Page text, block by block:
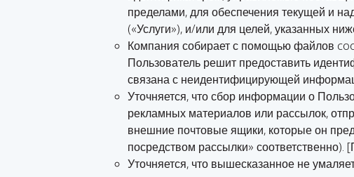
пределами, для обеспечения текущей и
(«Услуги»), и/или для целей, указанных
Компания собирает с помощью файлов
Пользователь решит предоставить
связана с неидентифицирующей
Уточняется, что сбор информации о
рекламных материалов или рассылок,
внешние почтовые ящики, которые он
посредством рассылки»
Уточняется, что вышесказанное не